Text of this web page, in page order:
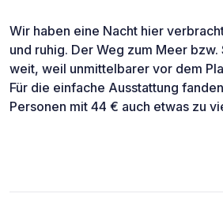
Wir haben eine Nacht hier
und ruhig. Der Weg zum Meer
weit, weil unmittelbarer vor dem
Für die einfache Ausstattung
Personen mit 44 € auch etwas zu